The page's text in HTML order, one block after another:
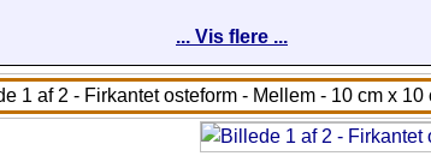
... Vis flere ...